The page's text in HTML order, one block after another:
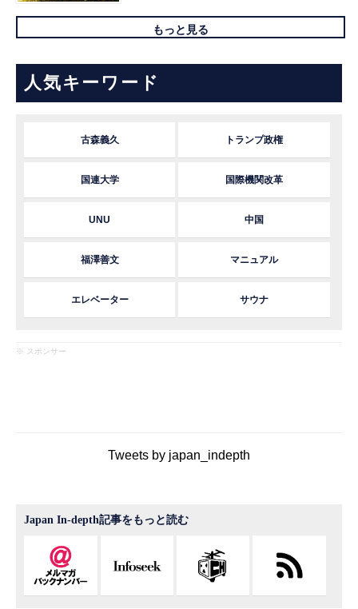
もっと見る
人気キーワード
古森義久 トランプ政権
国連大学 国際機関改革
UNU 中国
福澤善文 マニュアル
エレベーター サウナ
※ スポンサー
Tweets by japan_indepth
Japan In-depth記事をもっと読む